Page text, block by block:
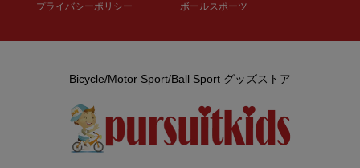
プライバシーポリシー
ボールスポーツ
Bicycle/Motor Sport/Ball Sport グッズストア